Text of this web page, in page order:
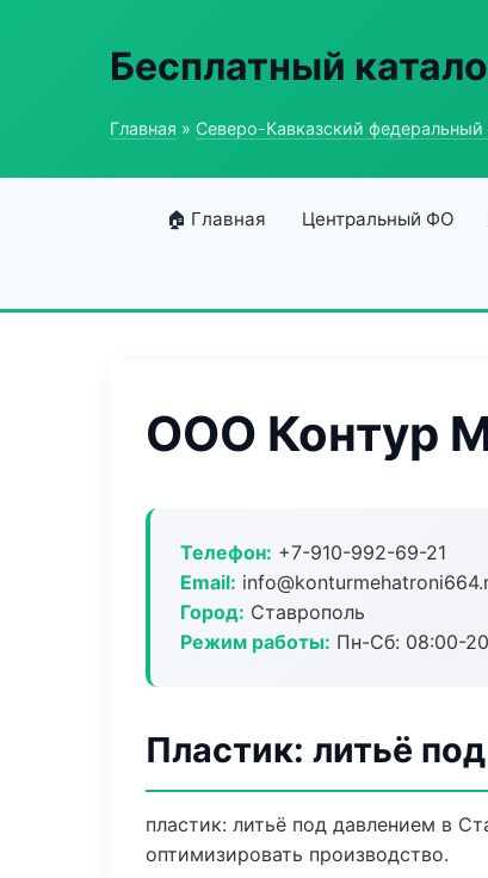
Бесплатный
Главная » Северо-Кавказский федеральный
🏠 Главная Центральный ФО
ООО Контур
Телефон: +7-910-992-69-21
Email:
Город: Ставрополь
Режим работы: Пн-Сб: 08:00-
Пластик: литьё
пластик: литьё под давлением в
оптимизировать производство.